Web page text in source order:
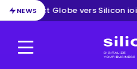
NEWS
d’Exact Globe vers Silicon ioi
Menu